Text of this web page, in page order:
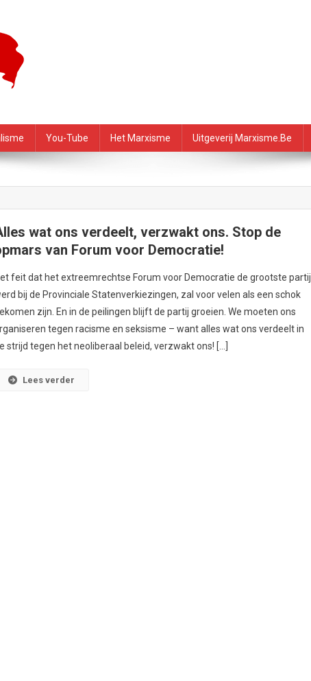
You-Tube Het Marxisme Uitgeverij Marxisme.be
wat ons verdeelt, verzwakt ons. Stop de
van Forum voor Democratie!
feit dat het extreemrechtse Forum voor Democratie de grootste partij
bij de Provinciale Statenverkiezingen, zal voor velen als een schok
zijn. En in de peilingen blijft de partij groeien. We moeten ons
tegen racisme en seksisme – want alles wat ons verdeelt in
strijd tegen het neoliberaal beleid, verzwakt ons! […]
Lees verder